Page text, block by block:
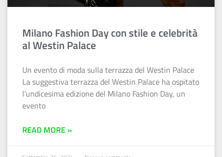
Milano Fashion Day con stile e celebrità
al Westin Palace
Un evento di moda sulla terrazza del Westin Palace
La suggestiva terrazza del Westin Palace ha ospitato
l’undicesima edizione del Milano Fashion Day, un
evento
READ MORE »